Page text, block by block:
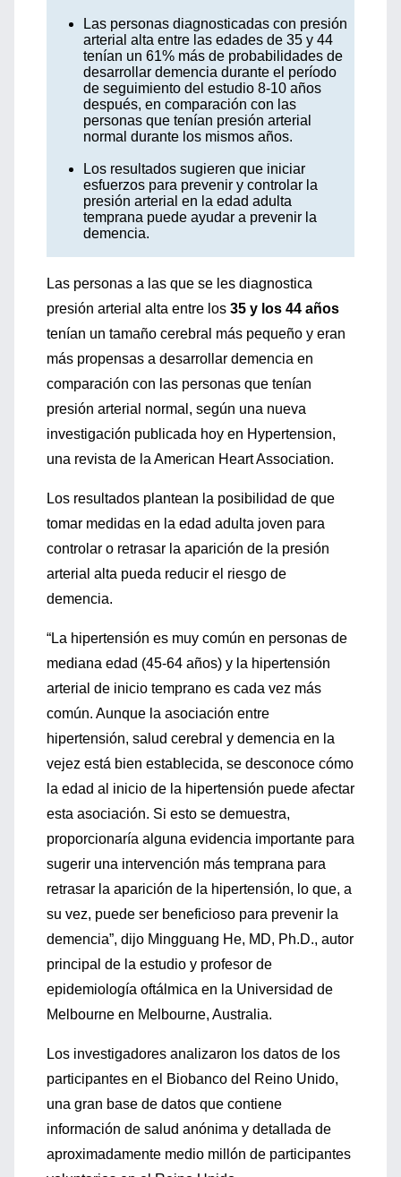
Las personas diagnosticadas con presión
arterial alta entre las edades de 35 y 44
tenían un 61% más de probabilidades de
desarrollar demencia durante el período
de seguimiento del estudio 8-10 años
después, en comparación con las
personas que tenían presión arterial
normal durante los mismos años.
Los resultados sugieren que iniciar
esfuerzos para prevenir y controlar la
presión arterial en la edad adulta
temprana puede ayudar a prevenir la
demencia.
Las personas a las que se les diagnostica
presión arterial alta entre los 35 y los 44 años
tenían un tamaño cerebral más pequeño y eran
más propensas a desarrollar demencia en
comparación con las personas que tenían
presión arterial normal, según una nueva
investigación publicada hoy en Hypertension,
una revista de la American Heart Association.
Los resultados plantean la posibilidad de que
tomar medidas en la edad adulta joven para
controlar o retrasar la aparición de la presión
arterial alta pueda reducir el riesgo de
demencia.
“La hipertensión es muy común en personas de
mediana edad (45-64 años) y la hipertensión
arterial de inicio temprano es cada vez más
común. Aunque la asociación entre
hipertensión, salud cerebral y demencia en la
vejez está bien establecida, se desconoce cómo
la edad al inicio de la hipertensión puede afectar
esta asociación. Si esto se demuestra,
proporcionaría alguna evidencia importante para
sugerir una intervención más temprana para
retrasar la aparición de la hipertensión, lo que, a
su vez, puede ser beneficioso para prevenir la
demencia”, dijo Mingguang He, MD, Ph.D., autor
principal de la estudio y profesor de
epidemiología oftálmica en la Universidad de
Melbourne en Melbourne, Australia.
Los investigadores analizaron los datos de los
participantes en el Biobanco del Reino Unido,
una gran base de datos que contiene
información de salud anónima y detallada de
aproximadamente medio millón de participantes